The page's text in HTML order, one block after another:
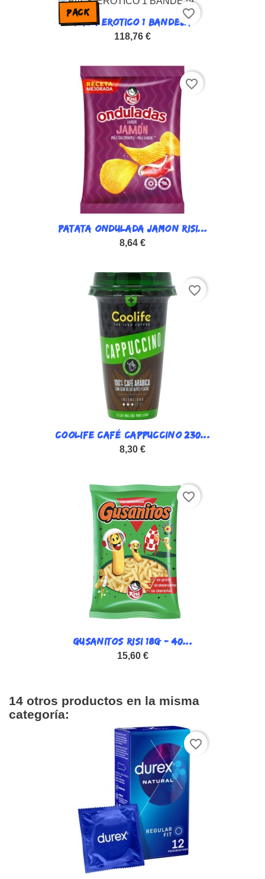
PACK EROTICO 1 BANDEJA
118,76 €
PACK favorite_border
PATATA ONDULADA JAMON RISI...
8,64 €
favorite_border
COOLIFE CAFÉ CAPPUCCINO 230...
8,30 €
favorite_border
GUSANITOS RISI 18G - 40...
15,60 €
favorite_border
14 otros productos en la misma
categoría:
favorite_border